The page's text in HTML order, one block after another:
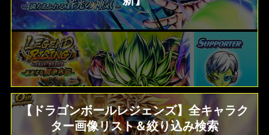
【ドラゴンボールレジェンズ】全キャラク
ター画像リスト＆絞り込み検索